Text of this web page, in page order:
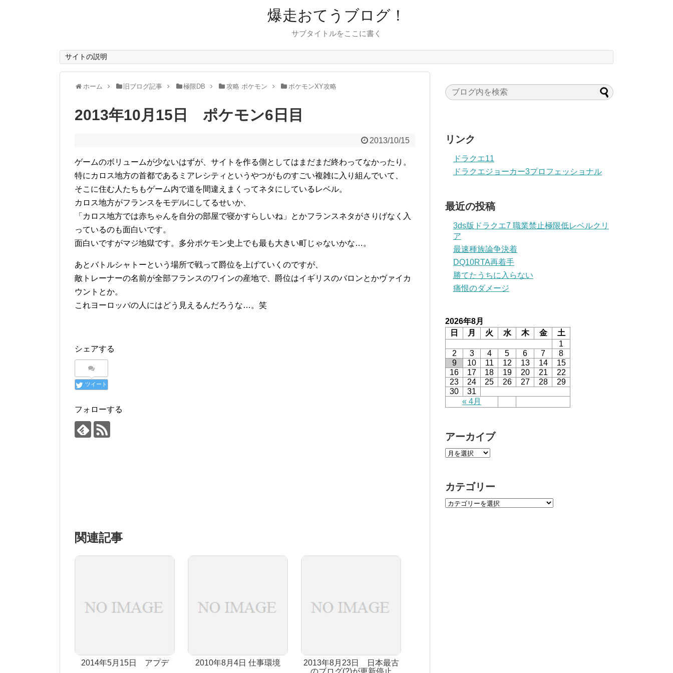
爆走おてうブログ！
サブタイトルをここに書く
サイトの説明
ホーム 旧ブログ記事 極限DB 攻略 ポケモン ポケモンXY攻略
2013年10月15日 ポケモン6日目
2013/10/15
ゲームのボリュームが少ないはずが、サイトを作る側としてはまだまだ終わってなかったり。
特にカロス地方の首都であるミアレシティというやつがものすごい複雑に入り組んでいて、
そこに住む人たちもゲーム内で道を間違えまくってネタにしているレベル。
カロス地方がフランスをモデルにしてるせいか、
「カロス地方では赤ちゃんを自分の部屋で寝かすらしいね」とかフランスネタがさりげなく入
っているのも面白いです。
面白いですがマジ地獄です。多分ポケモン史上でも最も大きい町じゃないかな…。
あとバトルシャトーという場所で戦って爵位を上げていくのですが、
敵トレーナーの名前が全部フランスのワインの産地で、爵位はイギリスのバロンとかヴァイカ
ウントとか。
これヨーロッパの人にはどう見えるんだろうな…。笑
シェアする
ツイート
フォローする
関連記事
2014年5月15日 アプデ 2010年8月4日 仕事環境
2013年8月23日 日本最古
リンク
ドラクエ11
ドラクエジョーカー3プロフェッショナル
最近の投稿
3ds版ドラクエ7 職業禁止極限低レベルクリ
ア
最速種族論争決着
DQ10RTA再着手
勝てたうちに入らない
痛恨のダメージ
2026年8月
日
月 火 水 木 金 土
« 4月
1
2
3 4 5 6 7
8
9
10 11 12 13 14
15
16
17 18 19 20 21
22
23
24 25 26 27 28
29
30
31
アーカイブ
カテゴリー